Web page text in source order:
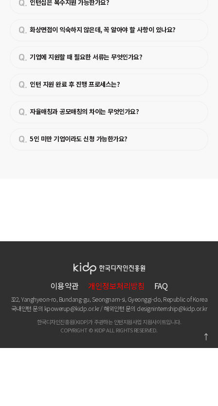
인턴십은 복수지원 가능한가요?
화상면접이 익숙하지 않은데, 꼭 알아야 할 사항이 있나요?
기업에 지원할 때 필요한 서류는 무엇인가요?
인턴 지원 완료 후 진행 프로세스는?
자율매칭과 공모매칭의 차이는 무엇인가요?
5인 미만 기업이라도 신청 가능한가요?
이용약관 개인정보처리방침 FAQ
322, Yanghyeon-ro, Bundang-gu, Seongnam-si, Gyeonggi-do, Republic of Korea
국내인턴 문의 kpowerup@kidp.or.kr/ 해외인턴 문의 designinternship@kidp.or.kr
한국디자인진흥원(KIDP)가 주관하는 인턴지원사업 지원사이트입니다.
COPYRIGHT © KIDP ALL RIGHTS RESERVED.
관련사이트
↑